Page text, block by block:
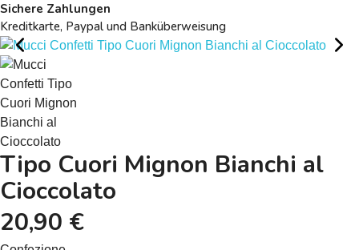
Sichere Zahlungen
Kreditkarte, Paypal und Banküberweisung
Tipo Cuori Mignon Bianchi al
Cioccolato
20,90 €